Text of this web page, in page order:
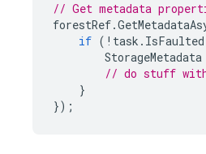
// Get metadata
forestRef.
if ( ! task . IsFaulted
StorageMetadata
// do stuff with
}
});